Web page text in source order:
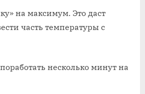
на максимум. Это даст
часть температуры с
несколько минут на